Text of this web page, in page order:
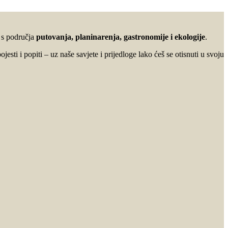
područja putovanja, planinarenja, gastronomije i ekologije.
i popiti – uz naše savjete i prijedloge lako ćeš se otisnuti u svoju